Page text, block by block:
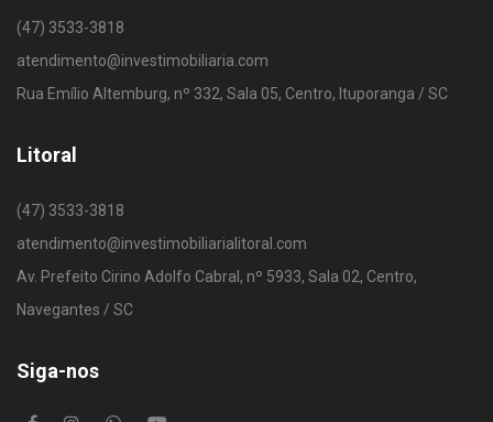
(47) 3533-3818
atendimento@investimobiliaria.com
Rua Emílio Altemburg, nº 332, Sala 05, Centro, Ituporanga / SC
Litoral
(47) 3533-3818
atendimento@investimobiliarialitoral.com
Av. Prefeito Cirino Adolfo Cabral, nº 5933, Sala 02, Centro,
Navegantes / SC
Siga-nos